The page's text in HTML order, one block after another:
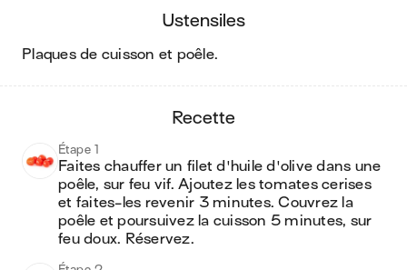
ustensiles
plaques de cuisson et poêle.
recette
Étape 1
Faites chauffer un filet d'huile d'olive dans une
poêle, sur feu vif. Ajoutez les tomates cerises
et faites-les revenir 3 minutes. Couvrez la
poêle et poursuivez la cuisson 5 minutes, sur
feu doux. Réservez.